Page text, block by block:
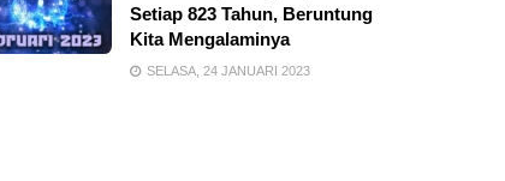
Setiap 823 Tahun, Beruntung
Kita Mengalaminya
SELASA, 24 JANUARI 2023